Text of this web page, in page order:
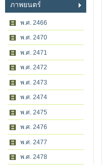
ภาพยนตร์
พ.ศ. 2466
พ.ศ. 2470
พ.ศ. 2471
พ.ศ. 2472
พ.ศ. 2473
พ.ศ. 2474
พ.ศ. 2475
พ.ศ. 2476
พ.ศ. 2477
พ.ศ. 2478